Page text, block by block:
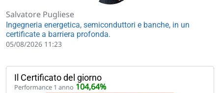
Salvatore Pugliese
Ingegneria energetica, semiconduttori e banche, in un
certificate a barriera profonda.
05/08/2026 11:23
Il Certificato del giorno
Performance 1 anno 104,64%